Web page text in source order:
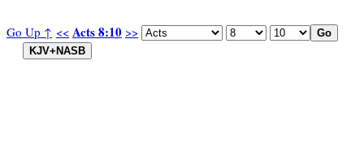
Go Up ↑ << Acts 8:10 >>